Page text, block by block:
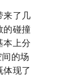
来了几
的碰撞
本上分
的场
体现了